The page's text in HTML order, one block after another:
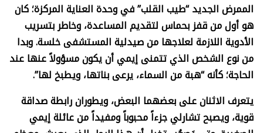
الممرض الجديد “طيب القلب” في وحدة العناية المركزة؛ كان
هو أول من قفز بحماس لتقديم المساعدة، وخاطر بتسريب
الأدوية اللازمة لعلاجها من صيدلية المستشفى خلسة. وبدا
من نوع الشخص الذي تتمنى إيمي أن يكون مسؤولاً عنها عند
الحاجة؛ كأنه “هبة من السماء، يرعى بناتها، ويطبخ لها”.
يتعرف الاثنان على بعضهما البعض، ويطوران رابطة صداقة
قوية، ويصبح تشارلي جزءاً محبوباً ومفيداً من عائلة إيمي